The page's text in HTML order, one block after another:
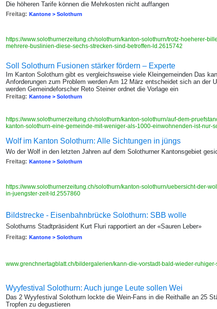
Die höheren Tarife können die Mehrkosten nicht auffangen
Freitag: Kantone > Solothurn
https://www.solothurnerzeitung.ch/solothurn/kanton-solothurn/trotz-hoeherer-
mehrere-buslinien-diese-sechs-strecken-sind-betroffen-ld.2615742
Soll Solothurn Fusionen stärker fördern – Experte
Im Kanton Solothurn gibt es vergleichsweise viele Kleingemeinden Das
Anforderungen zum Problem werden Am 12 März entscheidet sich an der
werden Gemeindeforscher Reto Steiner ordnet die Vorlage ein
Freitag: Kantone > Solothurn
https://www.solothurnerzeitung.ch/solothurn/kanton-solothurn/auf-dem-
kanton-solothurn-eine-gemeinde-mit-weniger-als-1000-einwohnenden-ist-nur-
Wolf im Kanton Solothurn: Alle Sichtungen in jüngs
Wo der Wolf in den letzten Jahren auf dem Solothurner Kantonsgebiet
Freitag: Kantone > Solothurn
https://www.solothurnerzeitung.ch/solothurn/kanton-solothurn/uebersicht-der-
in-juengster-zeit-ld.2557860
Bildstrecke - Eisenbahnbrücke Solothurn: SBB wolle
Solothurns Stadtpräsident Kurt Fluri rapportiert an der «Sauren Leber»
Freitag: Kantone > Solothurn
www.grenchnertagblatt.ch/bildergalerien/kann-die-vorstadt-bald-wieder-
Wyyfestival Solothurn: Auch junge Leute sollen Wei
Das 2 Wyyfestival Solothurn lockte die Wein-Fans in die Reithalle an 25
Tropfen zu degustieren